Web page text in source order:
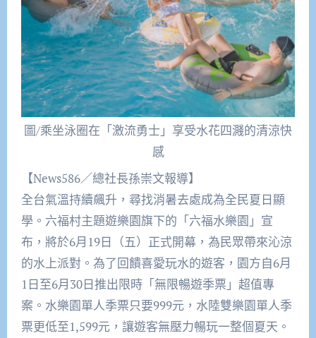
圖/乘坐泳圈在「激流勇士」享受水花四濺的清涼快
感
【News586／總社長孫崇文報導】
全台氣溫持續飆升，尋找消暑去處成為全民夏日顯
學。六福村主題遊樂園旗下的「六福水樂園」宣
布，將於6月19日（五）正式開幕，為民眾帶來沁涼
的水上派對。為了回饋喜愛玩水的遊客，園方自6月
1日至6月30日推出限時「無限暢遊季票」超值專
案。水樂園單人季票只要999元，水陸雙樂園單人季
票更低至1,599元，讓遊客無壓力暢玩一整個夏天。